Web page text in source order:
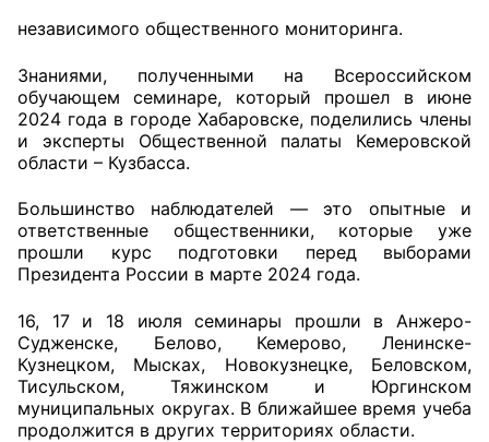
Общественные советы
Общественные советы при территориальных
органах федеральных органов
исполнительной власти
Общественные советы по проведению
независимой оценки качества условий
О Палате
Структура Палаты
независимого общественного мониторинга.
Знаниями, полученными на Всероссийском
обучающем семинаре, который прошел в июне
2024 года в городе Хабаровске, поделились члены
и эксперты Общественной палаты Кемеровской
области – Кузбасса.
Большинство наблюдателей — это опытные и
ответственные общественники, которые уже
прошли курс подготовки перед выборами
Президента России в марте 2024 года.
16, 17 и 18 июля семинары прошли в Анжеро-
Судженске, Белово, Кемерово, Ленинске-
Кузнецком, Мысках, Новокузнецке, Беловском,
Тисульском, Тяжинском и Юргинском
муниципальных округах. В ближайшее время учеба
продолжится в других территориях области.